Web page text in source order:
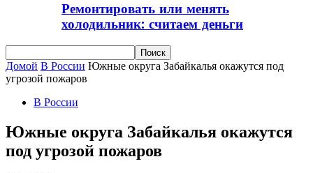
Ремонтировать или менять
холодильник: считаем деньги
Домой В России Южные округа Забайкалья окажутся под
угрозой пожаров
В России
Южные округа Забайкалья окажутся
под угрозой пожаров